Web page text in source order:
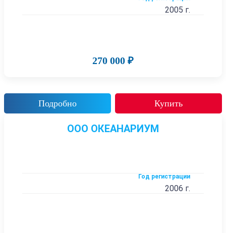
2005 г.
270 000 ₽
Подробно Купить
ООО ОКЕАНАРИУМ
Год регистрации
2006 г.